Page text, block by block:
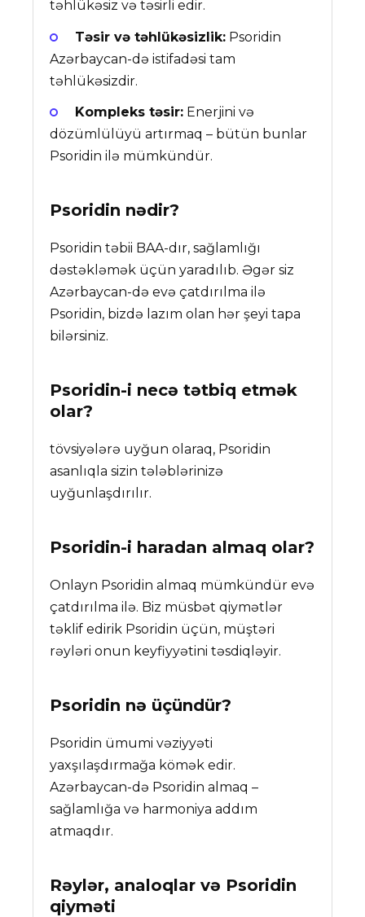
təhlükəsiz və təsirli edir.
Təsir və təhlükəsizlik: Psoridin
Azərbaycan-də istifadəsi tam
təhlükəsizdir.
Kompleks təsir: Enerjini və
dözümlülüyü artırmaq – bütün bunlar
Psoridin ilə mümkündür.
Psoridin nədir?
Psoridin təbii BAA-dır, sağlamlığı
dəstəkləmək üçün yaradılıb. Əgər siz
Azərbaycan-də evə çatdırılma ilə
Psoridin, bizdə lazım olan hər şeyi tapa
bilərsiniz.
Psoridin-i necə tətbiq etmək
olar?
tövsiyələrə uyğun olaraq, Psoridin
asanlıqla sizin tələblərinizə
uyğunlaşdırılır.
Psoridin-i haradan almaq olar?
Onlayn Psoridin almaq mümkündür evə
çatdırılma ilə. Biz müsbət qiymətlər
təklif edirik Psoridin üçün, müştəri
rəyləri onun keyfiyyətini təsdiqləyir.
Psoridin nə üçündür?
Psoridin ümumi vəziyyəti
yaxşılaşdırmağa kömək edir.
Azərbaycan-də Psoridin almaq –
sağlamlığa və harmoniya addım
atmaqdır.
Rəylər, analoqlar və Psoridin
qiyməti